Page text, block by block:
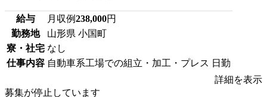
給与 月収例238,000円
勤務地
山形県 小国町
寮・社宅 なし
仕事内容 自動車系工場での組立・加工・プレス 日勤
詳細を表示
募集が停止しています